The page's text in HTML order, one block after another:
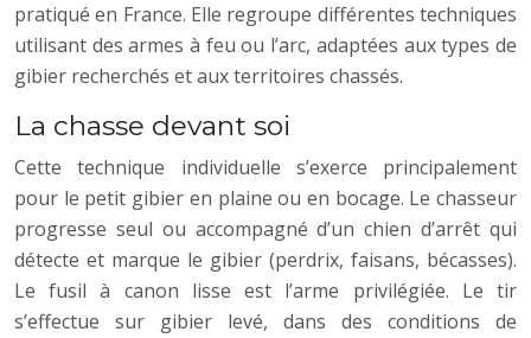
pratiqué en France. Elle regroupe différentes techniques
utilisant des armes à feu ou l’arc, adaptées aux types de
gibier recherchés et aux territoires chassés.
La chasse devant soi
Cette technique individuelle s’exerce principalement
pour le petit gibier en plaine ou en bocage. Le chasseur
progresse seul ou accompagné d’un chien d’arrêt qui
détecte et marque le gibier (perdrix, faisans, bécasses).
Le fusil à canon lisse est l’arme privilégiée. Le tir
s’effectue sur gibier levé, dans des conditions de